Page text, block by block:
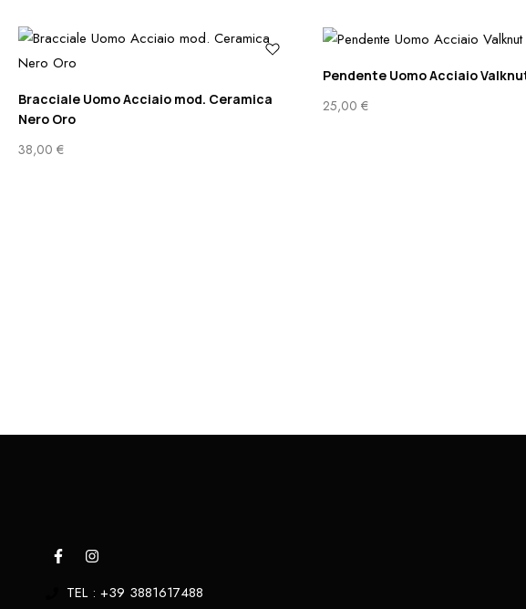
Bracciale Uomo Acciaio mod. Ceramica
Nero Oro
38,00 €
Pendente Uomo Acciaio
25,00 €
TEL : +39 3881617488